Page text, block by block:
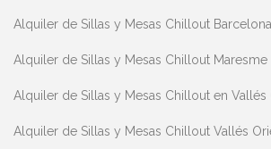
Alquiler de Sillas y Mesas Chillout Barcelona
Alquiler de Sillas y Mesas Chillout Maresme
Alquiler de Sillas y Mesas Chillout en Vallés
Alquiler de Sillas y Mesas Chillout Vallés